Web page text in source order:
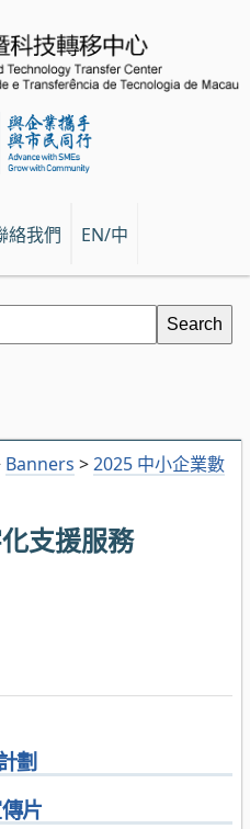
絡我們 EN/中
Banners >2025 中小企業數
支援服務
劃
片